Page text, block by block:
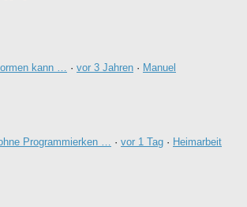
kann … · vor 3 Jahren · Manuel
Programmierken … · vor 1 Tag · Heimarbeit